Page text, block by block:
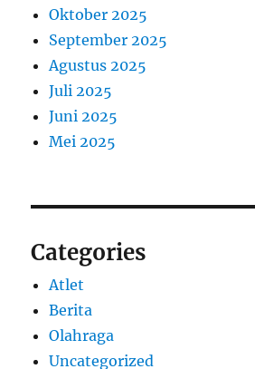
Oktober 2025
September 2025
Agustus 2025
Juli 2025
Juni 2025
Mei 2025
Categories
Atlet
Berita
Olahraga
Uncategorized